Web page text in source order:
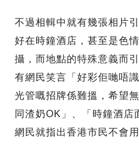
不過相輯中就有幾張相片
好在時鐘酒店，甚至是色
攝，而地點的特殊意義而
有網民笑言「好彩佢哋唔
光管嘅招牌係難搵，希望
同渣奶OK」、「時鐘酒店
網民就指出香港市民不會